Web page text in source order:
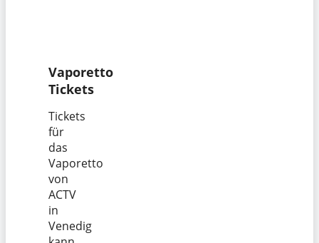
Vaporetto
Tickets
Tickets
für
das
Vaporetto
von
ACTV
in
Venedig